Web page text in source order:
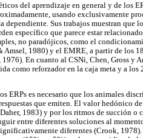
del aprendizaje en general y de los
usando exclusivamente
dependiente. Sus trabajos muestran que
específico que parece estar
no paradójicos, como el
Amsel, 1980) y el EMRE, a partir de los
En cuanto al CSNi, Chen, Gross y
como reforzador en la caja meta y a
ERPs es necesario que los animales
que emiten. El valor hedónico
1983) y por los ritmos de succión o
entre diferentes soluciones al
diferentes (Crook,